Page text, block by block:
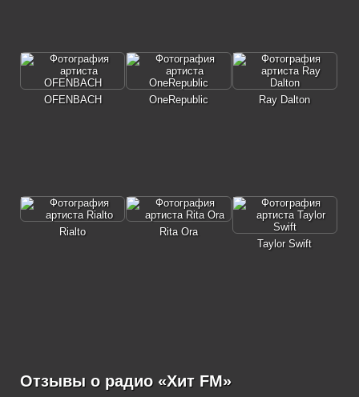
OFENBACH OneRepublic Ray Dalton
Rialto
Rita Ora
Taylor Swift
Отзывы о радио «Хит FM»